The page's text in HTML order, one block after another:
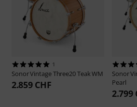
1
SonorVintage Three20 Teak WM
2.859 CHF
Sonor
Pearl
2.799